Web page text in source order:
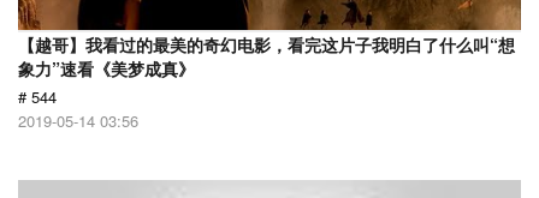
【越哥】我看过的最美的奇幻电影，看完这片子我明白了什么叫“想
象力”速看《美梦成真》
# 544
2019-05-14 03:56